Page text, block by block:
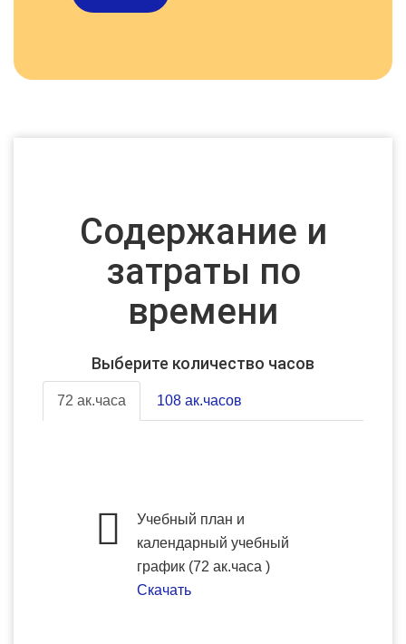
Содержание и
затраты по
времени
Выберите количество часов
72 ак.часа 108 ак.часов
Учебный план и
календарный учебный
график (72 ак.часа )
Скачать